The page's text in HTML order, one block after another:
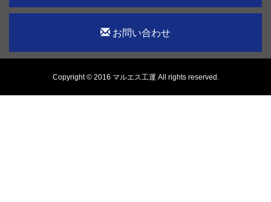
お問い合わせ
Copyright © 2016 マルエス工運 All rights reserved.